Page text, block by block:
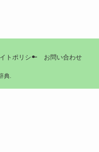
トポリシー お問い合わせ
典.